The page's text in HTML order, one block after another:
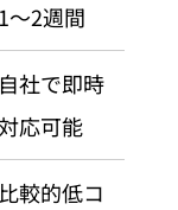
1〜2週間
自社で即時
対応可能
較的低コ